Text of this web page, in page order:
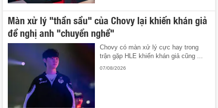
Màn xử lý "thần sầu" của Chovy lại khiến khán giả
đề nghị anh "chuyển nghề"
Chovy có màn xử lý cực hay trong
trận gặp HLE khiến khán giả cũng ...
07/08/2026